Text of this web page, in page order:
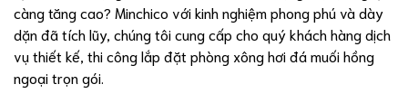
càng tăng cao? Minchico với kinh nghiệm phong phú và dày
dặn đã tích lũy, chúng tôi cung cấp cho quý khách hàng dịch
vụ thiết kế, thi công lắp đặt phòng xông hơi đá muối hồng
ngoại trọn gói.